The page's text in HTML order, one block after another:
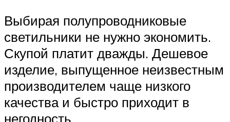
Выбирая полупроводниковые
светильники не нужно экономить.
Скупой платит дважды. Дешевое
изделие, выпущенное неизвестным
производителем чаще низкого
качества и быстро приходит в
негодность.